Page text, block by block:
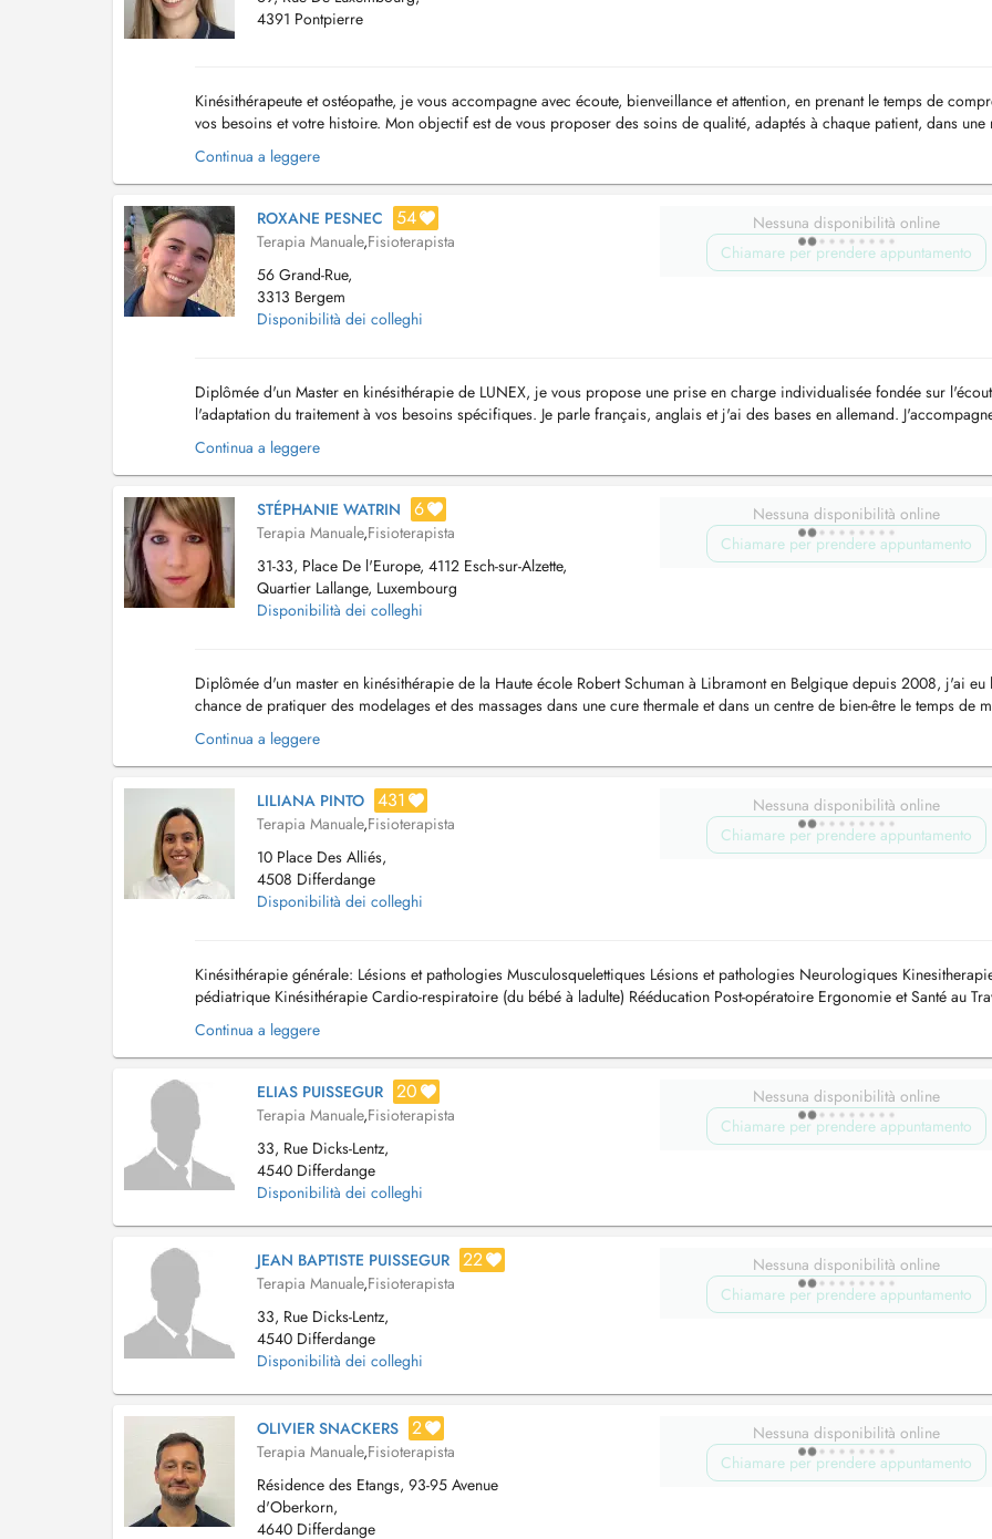
4391 Pontpierre
Kinésithérapeute et ostéopathe, je vous accompagne avec écoute, bienveillance et attention, en prenant le temps de
vos besoins et votre histoire. Mon objectif est de vous proposer des soins de qualité, adaptés à chaque patient, dans une
de confiance. Je prends en charge la réé...
Continua a leggere
ROXANE PESNEC 54
Terapia Manuale,Fisioterapista
56 Grand-Rue,
3313 Bergem
Disponibilità dei colleghi
Nessuna disponibilità online
Chiamare per prendere appuntamento
Diplômée d'un Master en kinésithérapie de LUNEX, je vous propose une prise en charge individualisée fondée sur
l'adaptation du traitement à vos besoins spécifiques. Je parle français, anglais et j'ai des bases en allemand.
le traitement des pathologies : -orthop...
Continua a leggere
STÉPHANIE WATRIN 6
Terapia Manuale,Fisioterapista
31-33, Place De l'Europe, 4112 Esch-sur-Alzette,
Quartier Lallange, Luxembourg
Disponibilità dei colleghi
Nessuna disponibilità online
Chiamare per prendere appuntamento
Diplômée d'un master en kinésithérapie de la Haute école Robert Schuman à Libramont en Belgique depuis 2008, j'ai eu
chance de pratiquer des modelages et des massages dans une cure thermale et dans un centre de bien-être le temps de
études. J'ai travaillé en tant que kinésithérapeute dans ...
Continua a leggere
LILIANA PINTO 431
Terapia Manuale,Fisioterapista
10 Place Des Alliés,
4508 Differdange
Disponibilità dei colleghi
Nessuna disponibilità online
Chiamare per prendere appuntamento
Kinésithérapie générale: Lésions et pathologies Musculosquelettiques Lésions et pathologies Neurologiques
pédiatrique Kinésithérapie Cardio-respiratoire (du bébé à ladulte) Rééducation Post-opératoire Ergonomie et Santé au
Gestion de la Douleur chronique Oncologie Dra...
Continua a leggere
ELIAS PUISSEGUR 20
Terapia Manuale,Fisioterapista
33, Rue Dicks-Lentz,
4540 Differdange
Disponibilità dei colleghi
Nessuna disponibilità online
Chiamare per prendere appuntamento
JEAN BAPTISTE PUISSEGUR 22
Terapia Manuale,Fisioterapista
33, Rue Dicks-Lentz,
4540 Differdange
Disponibilità dei colleghi
Nessuna disponibilità online
Chiamare per prendere appuntamento
OLIVIER SNACKERS 2
Terapia Manuale,Fisioterapista
Résidence des Etangs, 93-95 Avenue
d'Oberkorn,
4640 Differdange
Nessuna disponibilità online
Chiamare per prendere appuntamento